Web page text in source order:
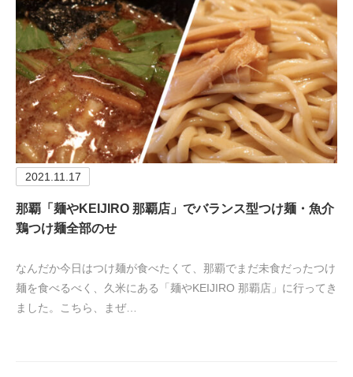
2021.11.17
那覇「麺やKEIJIRO 那覇店」でバランス型つけ麺・魚介
鶏つけ麺全部のせ
なんだか今日はつけ麺が食べたくて、那覇でまだ未食だったつけ
麺を食べるべく、久米にある「麺やKEIJIRO 那覇店」に行ってき
ました。こちら、まぜ…